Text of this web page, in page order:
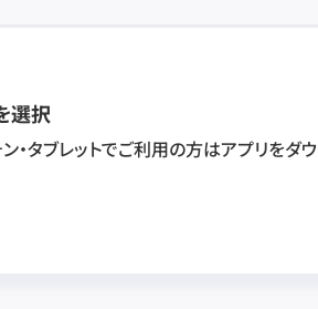
選択
・タブレットでご利用の方はアプリをダ